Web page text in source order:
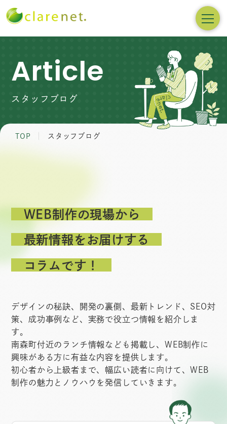
Article
スタッフブログ
TOP スタッフブログ
WEB制作の現場から
最新情報をお届けする
コラムです！
デザインの秘訣、開発の裏側、最新トレンド、SEO対
策、成功事例など、実務で役立つ情報を紹介しま
す。
南森町付近のランチ情報なども掲載し、WEB制作に
興味がある方に有益な内容を提供します。
初心者から上級者まで、幅広い読者に向けて、WEB
制作の魅力とノウハウを発信していきます。